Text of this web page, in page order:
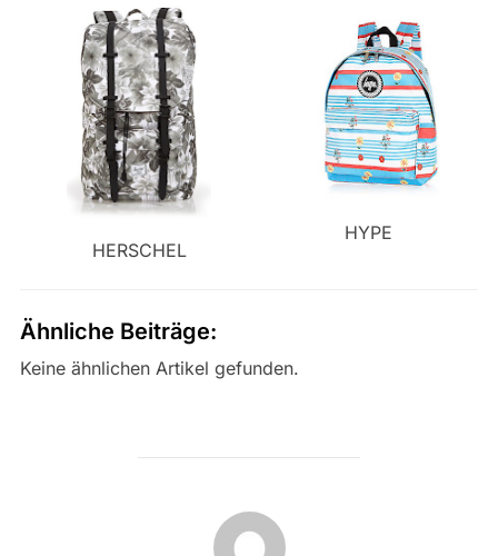
HERSCHEL
HYPE
Ähnliche Beiträge:
Keine ähnlichen Artikel gefunden.
BEITRAGSAUTOR